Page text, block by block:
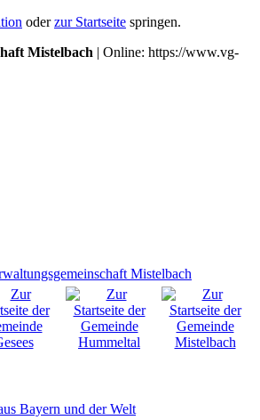
oderzur Startseite springen.
Mistelbach | Online: https://www.vg-
Bayern und der Welt